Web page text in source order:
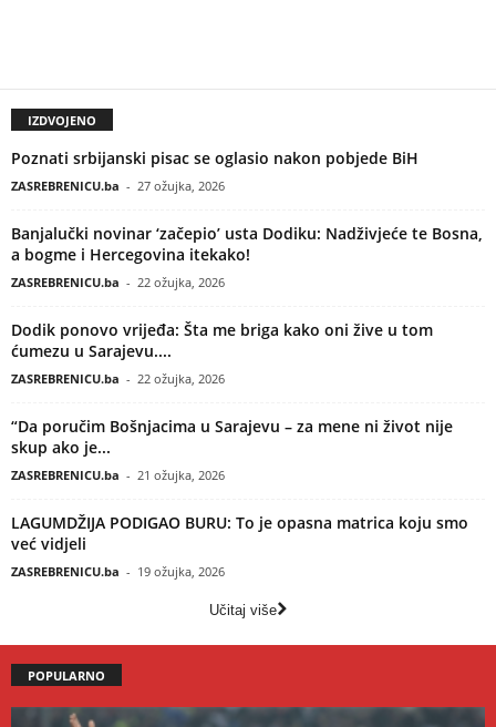
IZDVOJENO
Poznati srbijanski pisac se oglasio nakon pobjede BiH
ZASREBRENICU.ba - 27 ožujka, 2026
Banjalučki novinar ‘začepio’ usta Dodiku: Nadživjeće te Bosna,
a bogme i Hercegovina itekako!
ZASREBRENICU.ba - 22 ožujka, 2026
Dodik ponovo vrijeđa: Šta me briga kako oni žive u tom
ćumezu u Sarajevu....
ZASREBRENICU.ba - 22 ožujka, 2026
“Da poručim Bošnjacima u Sarajevu – za mene ni život nije
skup ako je...
ZASREBRENICU.ba - 21 ožujka, 2026
LAGUMDŽIJA PODIGAO BURU: To je opasna matrica koju smo
već vidjeli
ZASREBRENICU.ba - 19 ožujka, 2026
Učitaj više
POPULARNO